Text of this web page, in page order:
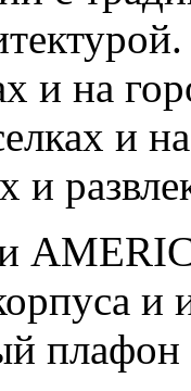
и на
и
и
и
плафон